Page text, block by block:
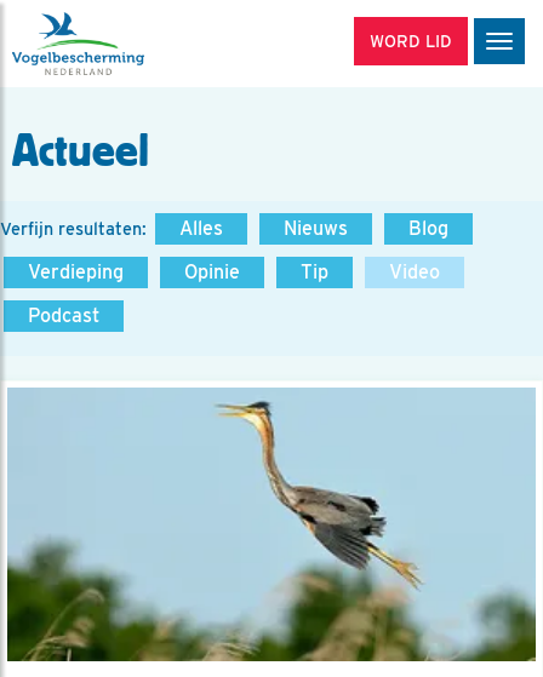
WORD LID
Actueel
Verfijn resultaten: Alles Nieuws
Blog
Verdieping
Opinie Tip
Video
Podcast